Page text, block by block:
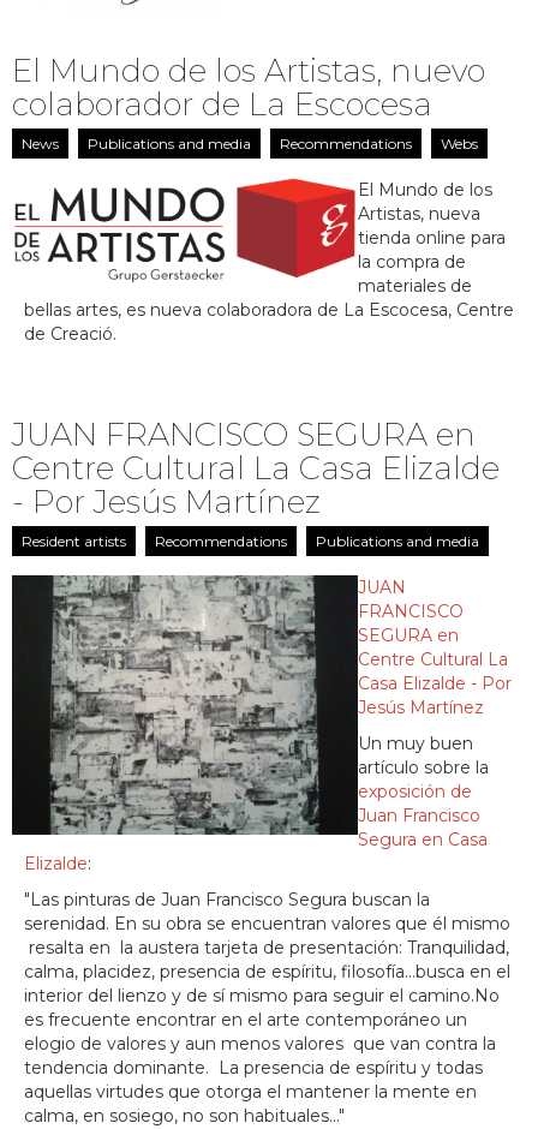
El Mundo de los Artistas, nuevo
colaborador de La Escocesa
News Publications and media Recommendations Webs
El Mundo de los
Artistas, nueva
tienda online para
la compra de
materiales de
bellas artes, es nueva colaboradora de La Escocesa, Centre
de Creació.
JUAN FRANCISCO SEGURA en
Centre Cultural La Casa Elizalde
- Por Jesús Martínez
Resident artists Recommendations Publications and media
JUAN
FRANCISCO
SEGURA en
Centre Cultural La
Casa Elizalde - Por
Jesús Martínez
Un muy buen
artículo sobre la
exposición de
Juan Francisco
Segura en Casa
Elizalde:
"Las pinturas de Juan Francisco Segura buscan la
serenidad. En su obra se encuentran valores que él mismo
resalta en la austera tarjeta de presentación: Tranquilidad,
calma, placidez, presencia de espíritu, filosofía…busca en el
interior del lienzo y de sí mismo para seguir el camino.No
es frecuente encontrar en el arte contemporáneo un
elogio de valores y aun menos valores que van contra la
tendencia dominante. La presencia de espíritu y todas
aquellas virtudes que otorga el mantener la mente en
calma, en sosiego, no son habituales..."